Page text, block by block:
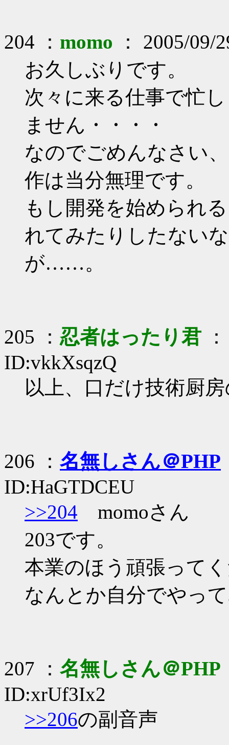
204 ： momo ： 2005/09/
お久しぶりです。
次々に来る仕事で忙
ません・・・・
なのでごめんなさい
作は当分無理です。
もし開発を始められ
れてみたりしたない
が……。
205 ： 忍者はったり君
ID:vkkXsqzQ
以上、口だけ技術厨
206 ： 名無しさん＠PHP
ID:HaGTDCEU
>>204 momoさん
203です。
本業のほう頑張って
なんとか自分でやっ
207 ： 名無しさん＠PHP
ID:xrUf3Ix2
>>206の副音声